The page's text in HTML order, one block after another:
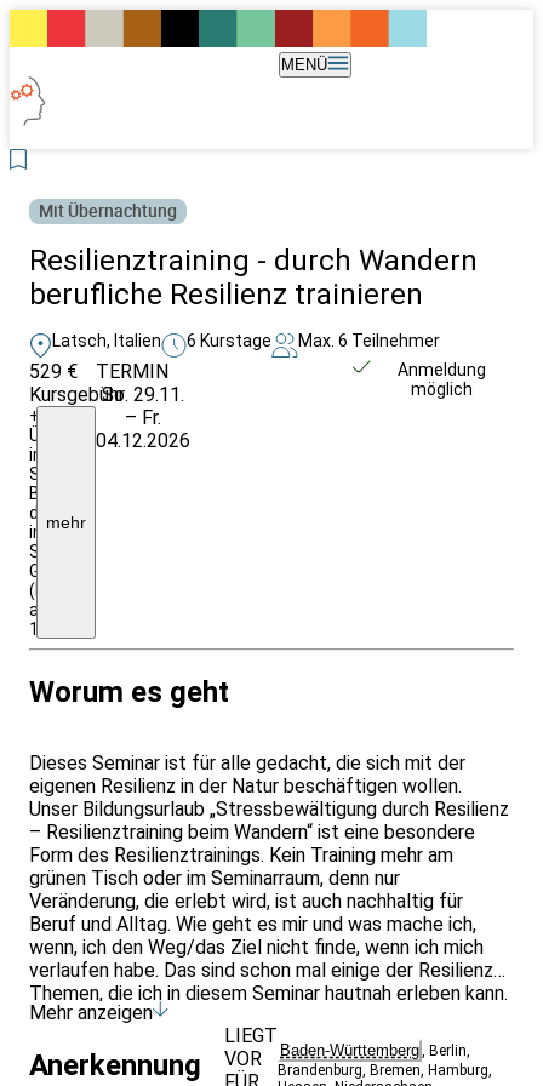
MENÜ
Mit Übernachtung
Resilienztraining - durch Wandern
berufliche Resilienz trainieren
Latsch, Italien 6 Kurstage Max. 6 Teilnehmer
529 €
Kursgebühr
+
Ü/V
im
Seminarhaus:
Buchung
direkt
im
Schloss
Goldrain
(HP
ab
100€/Nacht)
mehr
TERMIN
So. 29.11.
– Fr.
04.12.2026
Anmeldung
möglich
Worum es geht
Dieses Seminar ist für alle gedacht, die sich mit der
eigenen Resilienz in der Natur beschäftigen wollen.
Unser Bildungsurlaub „Stressbewältigung durch Resilienz
– Resilienztraining beim Wandern“ ist eine besondere
Form des Resilienztrainings. Kein Training mehr am
grünen Tisch oder im Seminarraum, denn nur
Veränderung, die erlebt wird, ist auch nachhaltig für
Beruf und Alltag. Wie geht es mir und was mache ich,
wenn, ich den Weg/das Ziel nicht finde, wenn ich mich
verlaufen habe. Das sind schon mal einige der Resilienz
Themen, die ich in diesem Seminar hautnah erleben kann.
Inwieweit bremsen mich meine Glaubenssätze und wie
weit kann es mir helfen, wenn ich mein Denken
verändere?
Mehr anzeigen
Anerkennung
LIEGT
VOR
Baden-Württemberg, Berlin,
Brandenburg, Bremen, Hamburg,